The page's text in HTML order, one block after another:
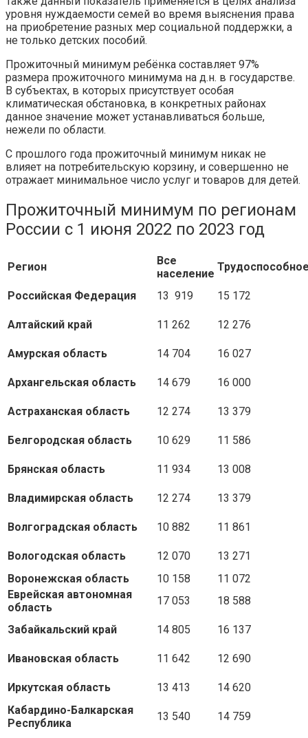
уровня нуждаемости семей во время выяснения права
на приобретение разных мер социальной поддержки, а
не только детских пособий.
Прожиточный минимум ребёнка составляет 97%
размера прожиточного минимума на д.н. в государстве.
В субъектах, в которых присутствует особая
климатическая обстановка, в конкретных районах
данное значение может устанавливаться больше,
нежели по области.
С прошлого года прожиточный минимум никак не
влияет на потребительскую корзину, и совершенно не
отражает минимальное число услуг и товаров для детей.
Прожиточный минимум по регионам
России с 1 июня 2022 по 2023 год
Регион
Все
население
Российская Федерация 13 919 15 172
Алтайский край 11 262 12 276
Амурская область 14 704 16 027
Архангельская область 14 679 16 000
Астраханская область 12 274 13 379
Белгородская область 10 629 11 586
Брянская область 11 934 13 008
Владимирская область 12 274 13 379
Волгоградская область 10 882 11 861
Вологодская область 12 070
13 271
Воронежская область
10 158
11 072
Еврейская автономная
область
17 053 18 588
Забайкальский край 14 805 16 137
Ивановская область 11 642 12 690
Иркутская область 13 413
14 620
Кабардино-Балкарская
Республика
13 540 14 759